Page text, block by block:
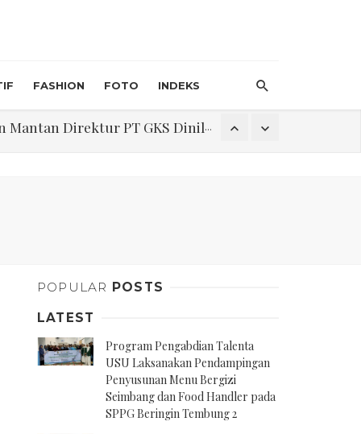
FASHION FOTO INDEKS
Direktur PT GKS Dinilai Rancu
Narkoba di Belawan Sicanang
POPULAR POSTS
LATEST
Program Pengabdian Talenta
USU Laksanakan Pendampingan
Penyusunan Menu Bergizi
Seimbang dan Food Handler pada
SPPG Beringin Tembung 2